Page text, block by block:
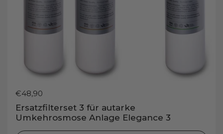
Preis:
€48,90
Ersatzfilterset 3 für autarke
Umkehrosmose Anlage Elegance 3